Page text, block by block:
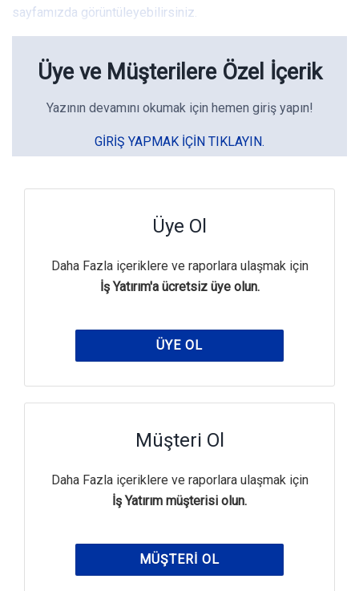
sayfamızda görüntüleyebilirsiniz.
Üye ve Müşterilere Özel İçerik
Yazının devamını okumak için hemen giriş yapın!
GIRIŞ YAPMAK IÇIN TIKLAYIN.
Üye Ol
Daha Fazla içeriklere ve raporlara ulaşmak için
İş Yatırım'a ücretsiz üye olun.
ÜYE OL
Müşteri Ol
Daha Fazla içeriklere ve raporlara ulaşmak için
İş Yatırım müşterisi olun.
MÜŞTERI OL